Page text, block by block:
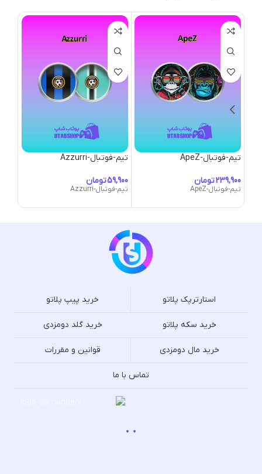
تیم-فوتبال-ApeZ
تومان
تیم-فوتبال-ApeZ
تیم-فوتبال-Azzurri
تومان
تیم-فوتبال-Azzurri
استارترپک پلاتو خرید پیپ پلاتو
خرید سکه پلاتو خرید گلد دومزدی
خرید مال دومزدی قوانین و مقررات
تماس با ما